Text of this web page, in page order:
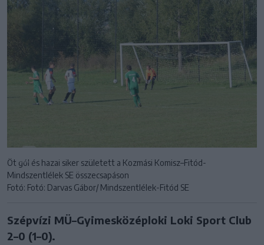
Öt gól és hazai siker született a Kozmási Komisz–Fitód-
Mindszentlélek SE összecsapáson
Fotó: Fotó: Darvas Gábor/ Mindszentlélek-Fitód SE
Szépvízi MÜ–Gyimesközéploki Loki Sport Club
2–0 (1–0).